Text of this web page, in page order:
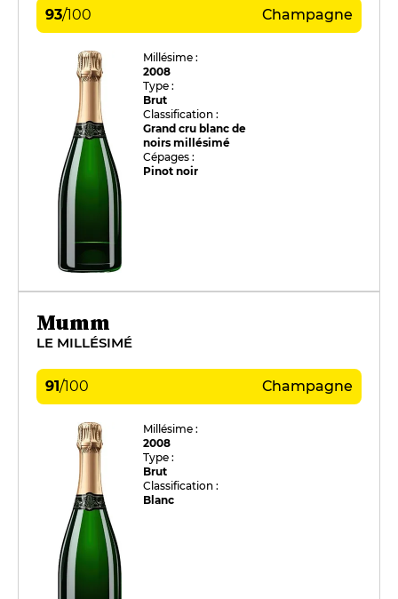
93/100 Champagne
Millésime :
2008
Type :
Brut
Classification :
Grand cru blanc de
noirs millésimé
Cépages :
Pinot noir
Mumm
LE MILLÉSIMÉ
91/100 Champagne
Millésime :
2008
Type :
Brut
Classification :
Blanc